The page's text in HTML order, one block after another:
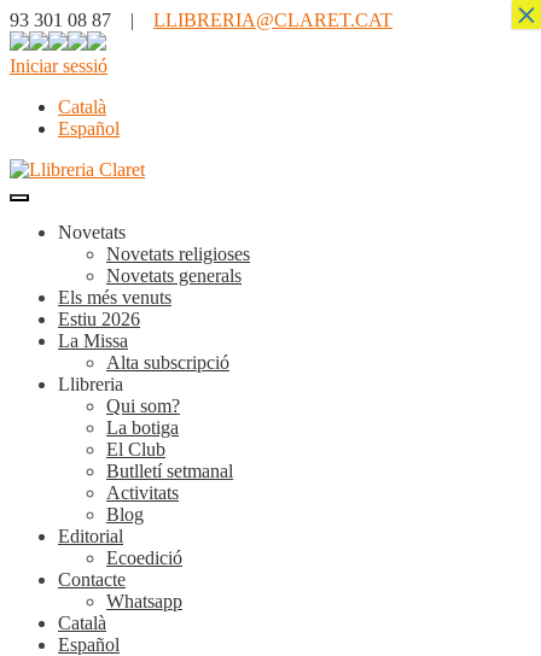
93 301 08 87 | LLIBRERIA@CLARET.CAT
Iniciar sessió
Català
Español
Novetats
Novetats religioses
Novetats generals
Els més venuts
Estiu 2026
La Missa
Alta subscripció
Llibreria
Qui som?
La botiga
El Club
Butlletí setmanal
Activitats
Blog
Editorial
Ecoedició
Contacte
Whatsapp
Català
Español
×